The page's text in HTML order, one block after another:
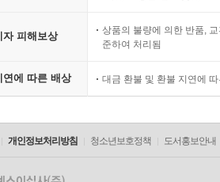
자 피해보상
상품의 불량에 의한 반품,
준하여 처리됨
연에 따른 배상 대금 환불 및 환불 지연에
개인정보처리방침 청소년보호정책 도서홍보안내